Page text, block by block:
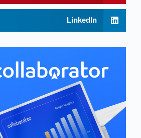
LinkedIn